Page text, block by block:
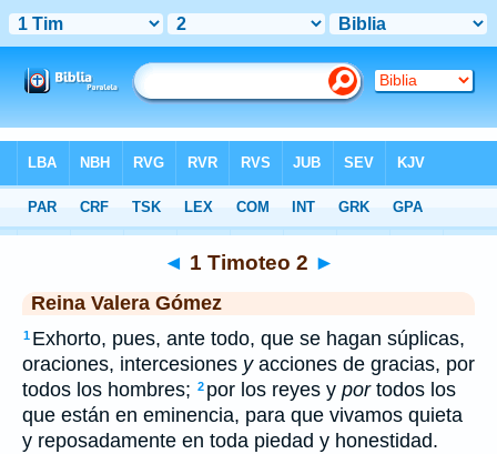
>RVG> 1 Timoteo 2
◄ 1 Timoteo 2 ►
Reina Valera Gómez
1 Exhorto, pues, ante todo, que se hagan súplicas,
oraciones, intercesiones yacciones de gracias, por
todos los hombres; 2 por los reyes y portodos los
que están en eminencia, para que vivamos quieta
y reposadamente en toda piedad y honestidad.